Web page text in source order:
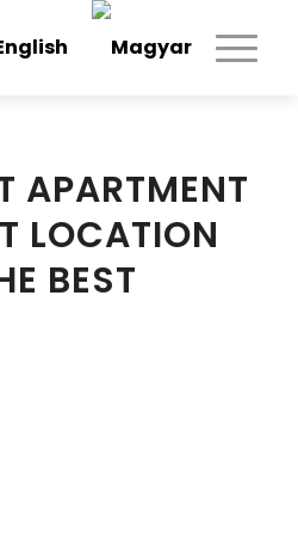
APARTMENT
LOCATION
BEST